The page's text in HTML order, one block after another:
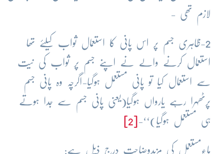
لازم تھی -
2-ظاہری جسم پر اس پانی کا استعمال ثواب کیلئے تھا
استعمال کرنے والے نے اپنے جسم پر ثواب کی نیت
سے استعمال کیا تو پانی مستعمل ہوگیا-اگرچہ وہ پانی جسم
پرٹھہرا رہے یارواں ہوگیا(یعنی پانی جسم سے جدا ہوتے
ہی مستعمل ہوگیا)‘‘-
ماءِمستعمل کی مزیدوضاحت درج ذیل ہے: